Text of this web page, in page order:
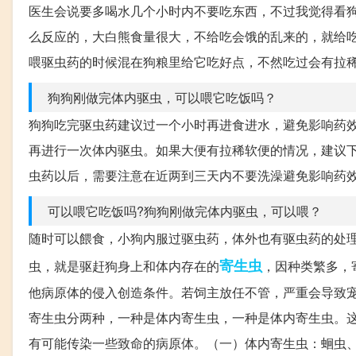
医生会说要多喝水几个小时内不要吃东西，不过我觉得
么反应的，大白熊食量很大，不给吃会饿的乱来的，就
喂驱虫药的时候混在狗粮里给它吃好点，不然吃过会有拉
狗狗刚做完体内驱虫，可以喂它吃饭吗？
狗狗吃完驱虫药建议过一个小时再进食进水，避免影响
再进行一次体内驱虫。如果大便有拉稀软便的情况，建
虫药以后，需要注意在近两到三天内不要洗澡避免影响药
可以喂它吃饭吗?狗狗刚做完体内驱虫，可以喂？
随时可以餵食，小狗内服过驱虫药，体外也有驱虫药的
虫，就是驱赶狗身上和体内存在的寄生虫 ，因种类繁多
他病原体的侵入创造条件。若饲主放任不管，严重会导
寄生虫分两种，一种是体内寄生虫，一种是体内寄生虫
有可能传染一些致命的病原体。（一）体内寄生虫：蛔